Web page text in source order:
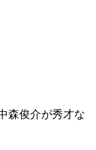
森俊介が秀才な